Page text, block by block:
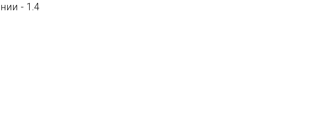
- 1.4